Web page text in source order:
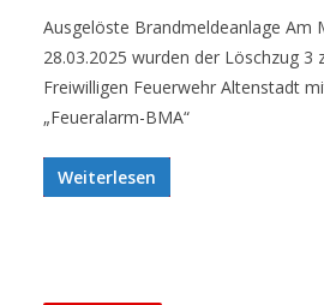
Ausgelöste Brandmeldeanlage Am
28.03.2025 wurden der Löschzug 3
Freiwilligen Feuerwehr Altenstadt
„Feueralarm-BMA“
Weiterlesen